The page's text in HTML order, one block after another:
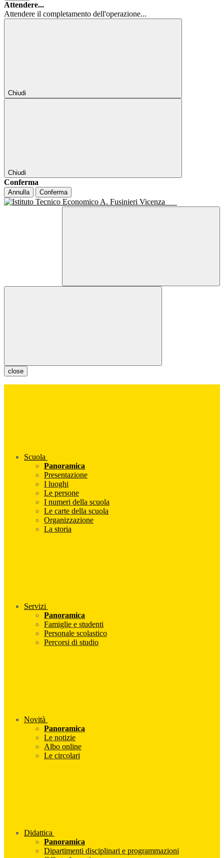
Attendere...
Attendere il completamento dell'operazione...
Chiudi
Chiudi
Conferma
Annulla Conferma
close
Scuola
Panoramica
Presentazione
I luoghi
Le persone
I numeri della scuola
Le carte della scuola
Organizzazione
La storia
Servizi
Panoramica
Famiglie e studenti
Personale scolastico
Percorsi di studio
Novità
Panoramica
Le notizie
Albo online
Le circolari
Didattica
Panoramica
Dipartimenti disciplinari e programmazioni